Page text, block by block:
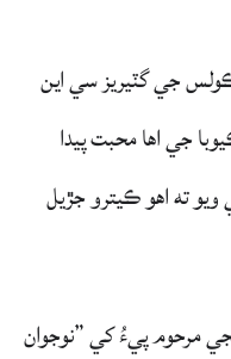
جي گٽيريز سي اين
جي اها محبت پيدا
ته اهو ڪيترو جڙيل
مرحوم پيءُ کي ”نوجوان